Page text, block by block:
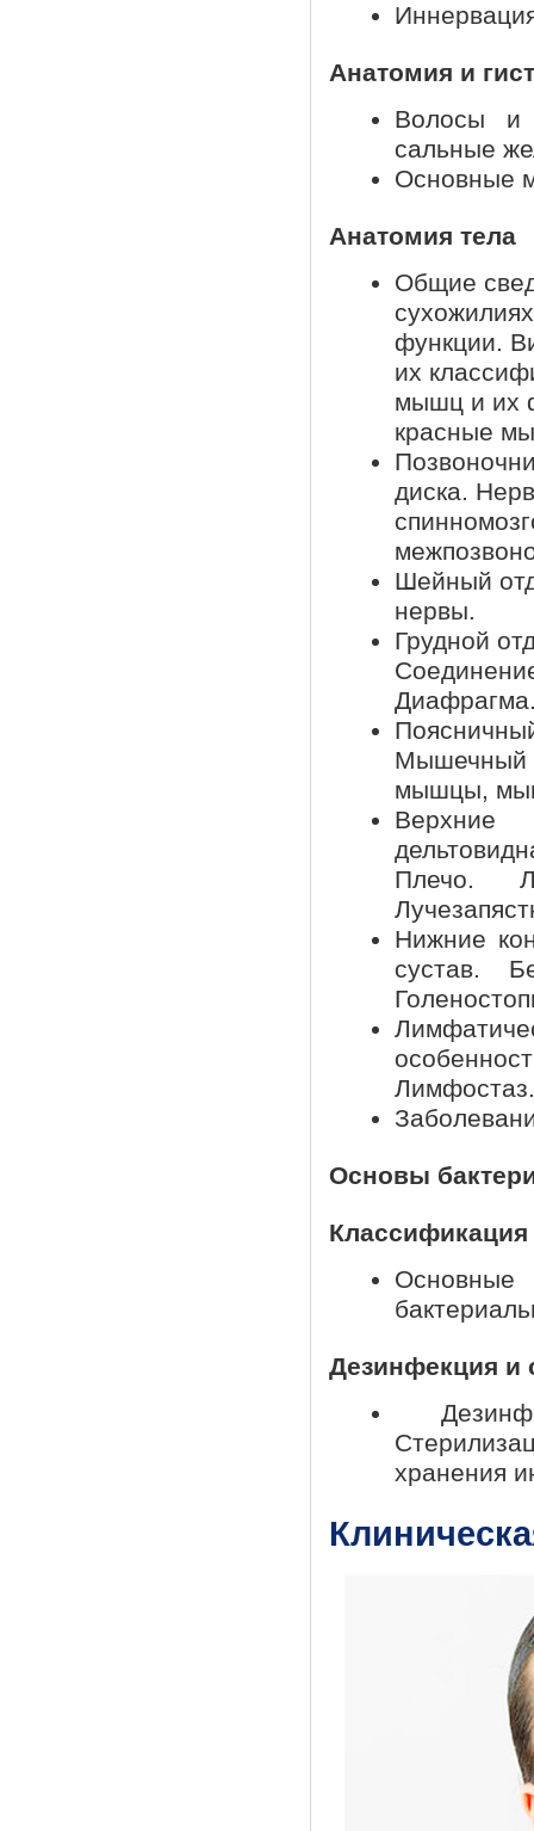
Анатомия и
Волосы и
сальные
Основные
Анатомия тела
Общие
функции.
их
мышц и их
красные
диска.
Шейный
нервы.
Грудной
Мышечный
мышцы,
Верхние
Плечо.
Нижние
сустав.
Лимфостаз.
Основы
Классификация
Основные
Дезинфекция и
хранения